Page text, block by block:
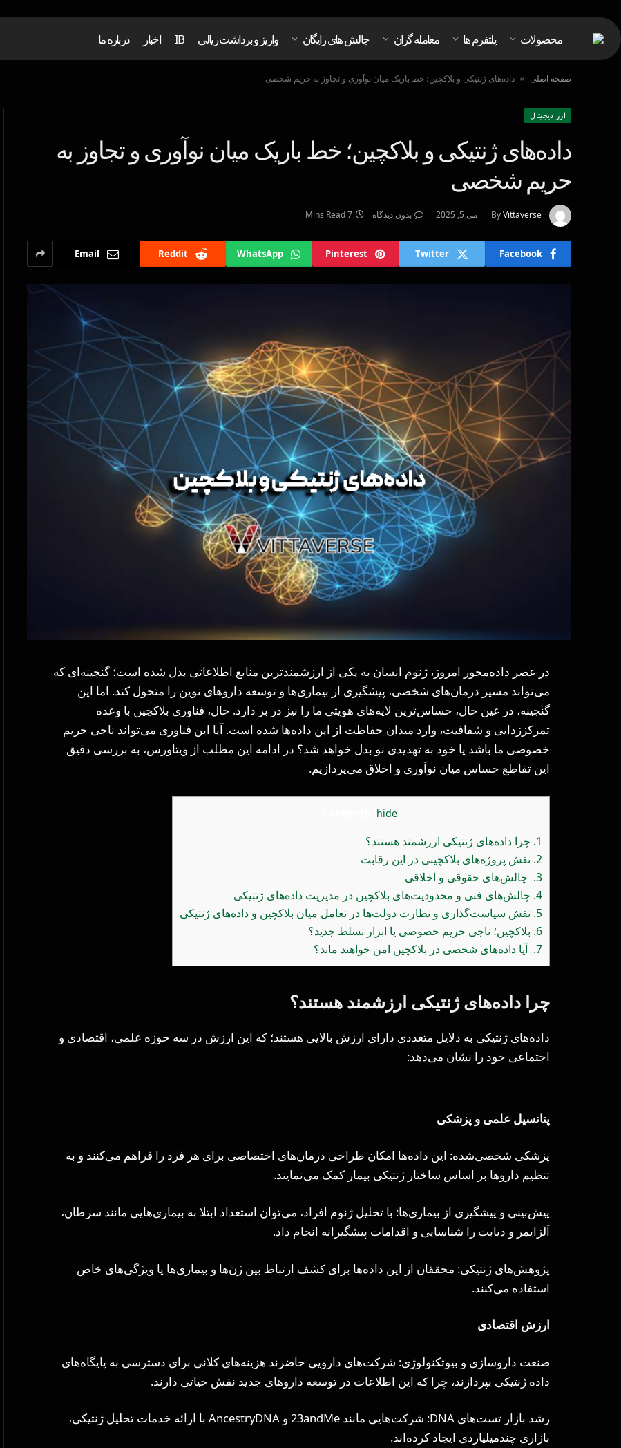
محصولات پلتفرم ها معامله گران چالش های رایگان واریز و برداشت ریالی IB اخبار درباره ما
صفحه اصلی » داده‌های ژنتیکی و بلاکچین؛ خط باریک میان نوآوری و تجاوز به حریم شخصی
ارز دیجیتال
داده‌های ژنتیکی و بلاکچین؛ خط باریک میان نوآوری و تجاوز به
حریم شخصی
ByVittaverse می 5, 2025 بدون دیدگاه 7 Mins Read
Facebook
Twitter
Pinterest
WhatsApp
Reddit
Email
در عصر داده‌محور امروز، ژنوم انسان به یکی از ارزشمندترین منابع اطلاعاتی بدل شده است؛ گنجینه‌ای که
می‌تواند مسیر درمان‌های شخصی، پیشگیری از بیماری‌ها و توسعه داروهای نوین را متحول کند. اما این
گنجینه، در عین حال، حساس‌ترین لایه‌های هویتی ما را نیز در بر دارد. حال، فناوری بلاکچین با وعده
تمرکززدایی و شفافیت، وارد میدان حفاظت از این داده‌ها شده است. آیا این فناوری می‌تواند ناجی حریم
خصوصی ما باشد یا خود به تهدیدی نو بدل خواهد شد؟ در ادامه این مطلب از ویتاورس، به بررسی دقیق
این تقاطع حساس میان نوآوری و اخلاق می‌پردازیم.
hide
1. چرا داده‌های ژنتیکی ارزشمند هستند؟
2. نقش پروژه‌های بلاکچینی در این رقابت
3. چالش‌های حقوقی و اخلاقی
4. چالش‌های فنی و محدودیت‌های بلاکچین در مدیریت داده‌های ژنتیکی
5. نقش سیاست‌گذاری و نظارت دولت‌ها در تعامل میان بلاکچین و داده‌های ژنتیکی
6. بلاکچین؛ ناجی حریم خصوصی یا ابزار تسلط جدید؟
7. آیا داده‌های شخصی در بلاکچین امن خواهند ماند؟
چرا داده‌های ژنتیکی ارزشمند هستند؟
داده‌های ژنتیکی به دلایل متعددی دارای ارزش بالایی هستند؛ که این ارزش در سه حوزه علمی، اقتصادی و
اجتماعی خود را نشان می‌دهد:
پتانسیل علمی و پزشکی
پزشکی شخصی‌شده: این داده‌ها امکان طراحی درمان‌های اختصاصی برای هر فرد را فراهم می‌کنند و به
تنظیم داروها بر اساس ساختار ژنتیکی بیمار کمک می‌نمایند.
پیش‌بینی و پیشگیری از بیماری‌ها: با تحلیل ژنوم افراد، می‌توان استعداد ابتلا به بیماری‌هایی مانند سرطان،
آلزایمر و دیابت را شناسایی و اقدامات پیشگیرانه انجام داد.
پژوهش‌های ژنتیکی: محققان از این داده‌ها برای کشف ارتباط بین ژن‌ها و بیماری‌ها یا ویژگی‌های خاص
استفاده می‌کنند.
ارزش اقتصادی
صنعت داروسازی و بیوتکنولوژی: شرکت‌های دارویی حاضرند هزینه‌های کلانی برای دسترسی به پایگاه‌های
داده ژنتیکی بپردازند، چرا که این اطلاعات در توسعه داروهای جدید نقش حیاتی دارند.
رشد بازار تست‌های DNA: شرکت‌هایی مانند 23andMe و AncestryDNA با ارائه خدمات تحلیل ژنتیکی،
بازاری چندمیلیاردی ایجاد کرده‌اند.